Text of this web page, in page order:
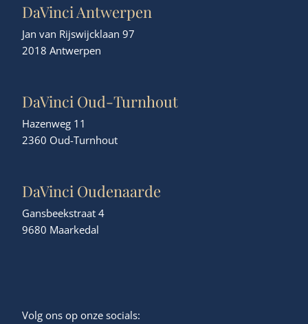
DaVinci Antwerpen
Jan van Rijswijcklaan 97
2018 Antwerpen
DaVinci Oud-Turnhout
Hazenweg 11
2360 Oud-Turnhout
DaVinci Oudenaarde
Gansbeekstraat 4
9680 Maarkedal
Volg ons op onze socials: